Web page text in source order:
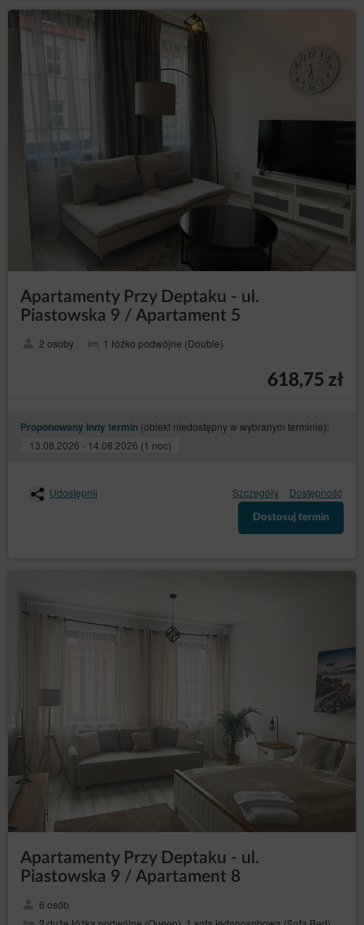
Apartamenty Przy Deptaku - ul.
Piastowska 9 / Apartament 5
2 osoby 1 łóżko podwójne (Double)
618,75 zł
Proponowany inny termin (obiekt niedostępny w wybranym terminie):
13.08.2026 - 14.08.2026 (1 noc)
Udostępnij Szczegóły Dostępność
Dostosuj termin
Apartamenty Przy Deptaku - ul.
Piastowska 9 / Apartament 8
6 osób